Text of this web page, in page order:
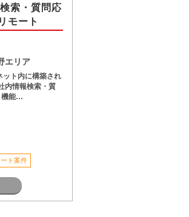
索・質問応
モート
エリア
ット内に構築され
内情報検索・質
機能…
ト案件